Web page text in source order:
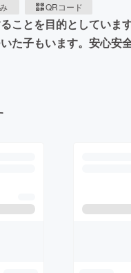
QRコード
ことを目的としてい
た子もいます。安心